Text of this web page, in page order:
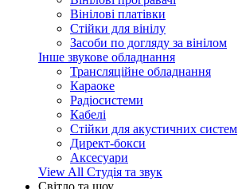
Вінілові платівки
Стійки для вінілу
Засоби по догляду за вінілом
Інше звукове обладнання
Трансляційне обладнання
Караоке
Радіосистеми
Кабелі
Стійки для акустичних систем
Директ-бокси
Аксесуари
View All Студія та звук
Світло та шоу